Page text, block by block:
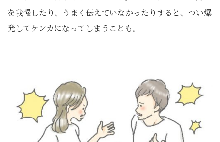
を我慢したり、うまく伝えていなかったりすると、つい爆
発してケンカになってしまうことも。